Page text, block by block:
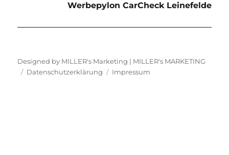
Werbepylon CarCheck Leinefelde
Designed by MILLER's Marketing | MILLER's MARKETING
Datenschutzerklärung
Impressum